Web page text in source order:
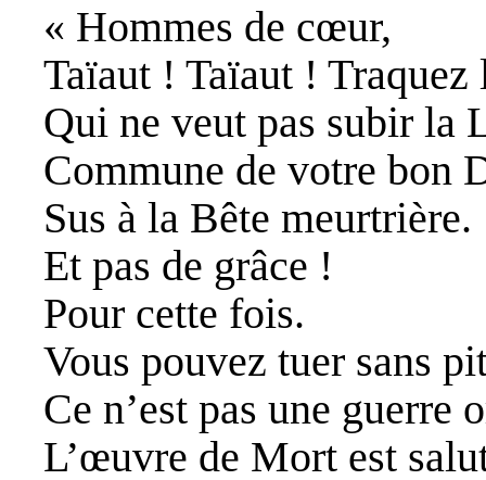
« Hommes de cœur,
Taïaut ! Taïaut ! Traquez
Qui ne veut pas subir la
Commune de votre bon
Sus à la Bête meurtrière.
Et pas de grâce !
Pour cette fois.
Vous pouvez tuer sans
Ce n’est pas une guerre
L’œuvre de Mort est